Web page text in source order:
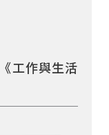
工作與生活